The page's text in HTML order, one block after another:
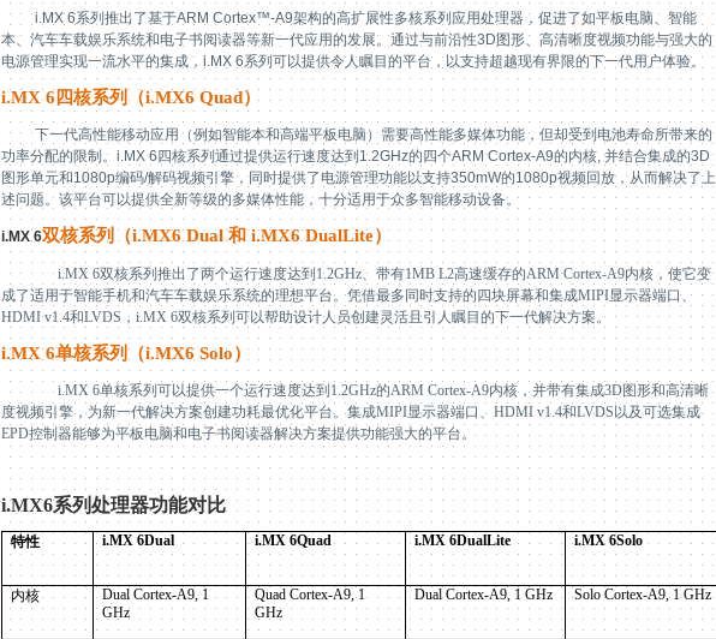
i.MX 6系列推出了基于ARM Cortex™-A9架构的高扩展性多核系列应用处理器，促进了如平板电脑、智能
本、汽车车载娱乐系统和电子书阅读器等新一代应用的发展。通过与前沿性3D图形、高清晰度视频功能与强大的
电源管理实现一流水平的集成， i.MX 6系列可以提供令人瞩目的平台，以支持超越现有界限的下一代用户体验。
i.MX 6 四核系列（i.MX6 Quad）
下一代高性能移动应用（例如智能本和高端平板电脑）需要高性能多媒体功能，但却受到电池寿命所带来的
功率分配的限制。 i.MX 6 四核系列通过提供运行速度达到 1.2GHz的四个ARM Cortex-A9的内核, 并结合集成的3D
图形单元和1080p编码/解码视频引擎，同时提供了电源管理功能以支持350mW的1080p视频回放，从而解决了上
述问题。该平台可以提供全新等级的多媒体性能，十分适用于众多智能移动设备。
i.MX 6双核系列（i.MX6 Dual和i.MX6 DualLite）
i.MX 6双核系列推出了两个运行速度达到 1.2GHz、带有1MB L2高速缓存的ARM Cortex-A9内核，使它变
成了适用于智能手机和汽车车载娱乐系统的理想平台。凭借最多同时支持的四块屏幕和集成MIPI显示器端口、
HDMI v1.4和LVDS ， i.MX 6双核系列可以帮助设计人员创建灵活且引人瞩目的下一代解决方案。
i.MX 6单核系列（i.MX6 Solo）
i.MX 6单核系列可以提供一个运行速度达到 1.2GHz的ARM Cortex-A9内核，并带有集成3D图形和高清晰
度视频引擎，为新一代解决方案创建功耗最优化平台。集成MIPI显示器端口、 HDMI v1.4和LVDS 以及可选集成
EPD控制器能够为平板电脑和电子书阅读器解决方案提供功能强大的平台。
i.MX6系列处理器功能对比
特性 i.MX 6Dual i.MX 6Quad i.MX 6DualLite i.MX 6Solo
内核
Dual Cortex-A9, 1
GHz
Quad Cortex-A9, 1
GHz
Dual Cortex-A9, 1 GHz Solo Cortex-A9, 1 GHz